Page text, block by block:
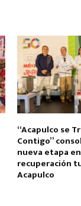
“Acapulco se
Contigo”
nueva etapa
recuperación
Acapulco